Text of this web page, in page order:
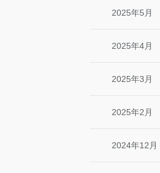
2025年5月
2025年4月
2025年3月
2025年2月
2024年12月